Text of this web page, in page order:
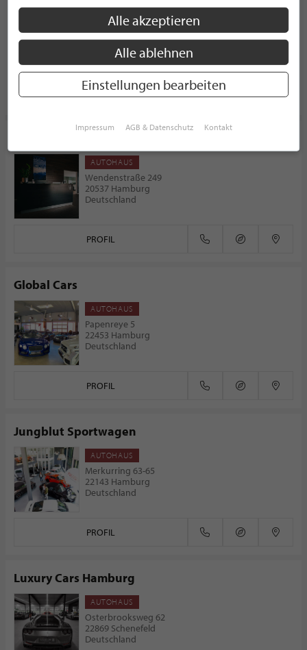
AUTOHAUS
Merkurring 2
22143 Hamburg
Deutschland
PROFIL
AUTOHAUS
Wendenstraße 249
20537 Hamburg
Deutschland
PROFIL
Global Cars
AUTOHAUS
Papenreye 5
22453 Hamburg
Deutschland
PROFIL
Jungblut Sportwagen
AUTOHAUS
Merkurring 63-65
22143 Hamburg
Deutschland
PROFIL
Luxury Cars Hamburg
AUTOHAUS
Osterbrooksweg 62
22869 Schenefeld
Deutschland
Alle akzeptieren
Alle ablehnen
Einstellungen bearbeiten
Impressum AGB & Datenschutz Kontakt